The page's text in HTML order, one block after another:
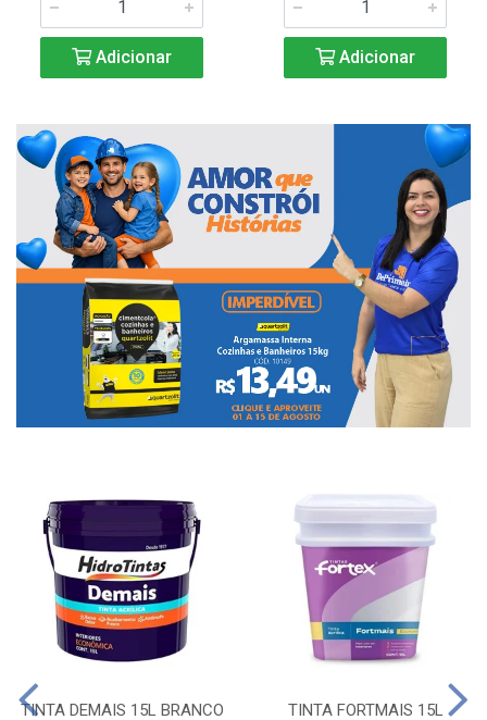
Adicionar Adicionar
TINTA DEMAIS 15L BRANCO TINTA FORTMAIS 15L